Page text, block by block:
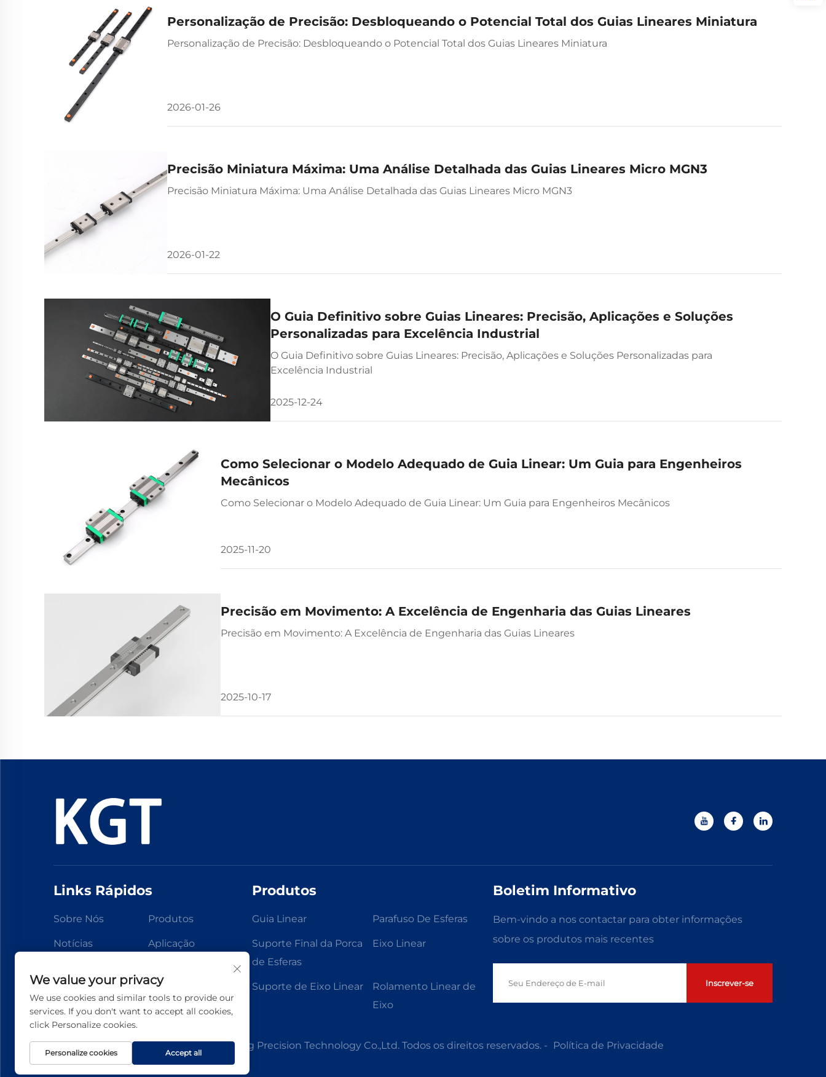
Personalização de Precisão: Desbloqueando o Potencial Total dos Guias Lineares Miniatura
Personalização de Precisão: Desbloqueando o Potencial Total dos Guias Lineares Miniatura
2026-01-26
Precisão Miniatura Máxima: Uma Análise Detalhada das Guias Lineares Micro MGN3
Precisão Miniatura Máxima: Uma Análise Detalhada das Guias Lineares Micro MGN3
2026-01-22
O Guia Definitivo sobre Guias Lineares: Precisão, Aplicações e Soluções
Personalizadas para Excelência Industrial
O Guia Definitivo sobre Guias Lineares: Precisão, Aplicações e Soluções Personalizadas para
Excelência Industrial
2025-12-24
Como Selecionar o Modelo Adequado de Guia Linear: Um Guia para Engenheiros
Mecânicos
Como Selecionar o Modelo Adequado de Guia Linear: Um Guia para Engenheiros Mecânicos
2025-11-20
Precisão em Movimento: A Excelência de Engenharia das Guias Lineares
Precisão em Movimento: A Excelência de Engenharia das Guias Lineares
2025-10-17
Links Rápidos
Sobre Nós Produtos
Notícias Aplicação
Produtos
Guia Linear Parafuso De Esferas
Suporte Final da Porca
de Esferas
Eixo Linear
Suporte de Eixo Linear
Rolamento Linear de
Eixo
Boletim Informativo
Bem-vindo a nos contactar para obter informações
sobre os produtos mais recentes
Inscrever-se
Direitos autorais © 2026 Zhejiang Jiateng Precision Technology Co.,Ltd. Todos os direitos reservados. - Política de Privacidade
We value your privacy
We use cookies and similar tools to provide our
services. If you don't want to accept all cookies,
click Personalize cookies.
Personalize cookies Accept all